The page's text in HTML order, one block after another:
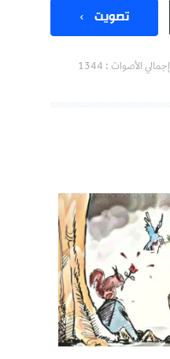
تصويت
إجمالي الأصوات : 1344